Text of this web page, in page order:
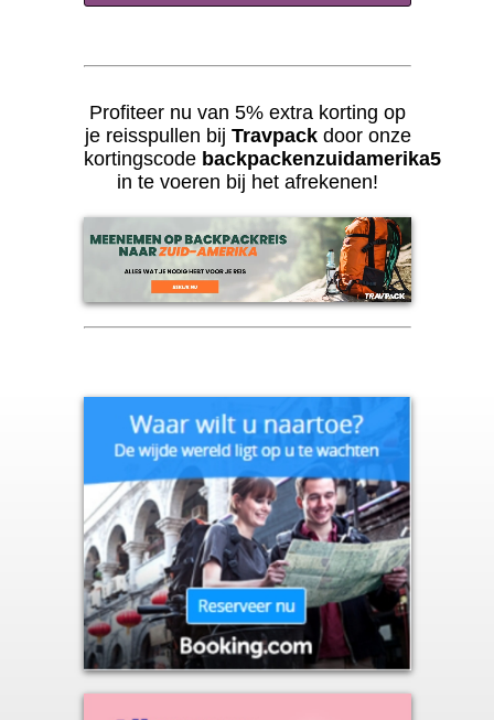
Profiteer nu van 5% extra korting op
je reisspullen bij Travpackdoor onze
kortingscode backpackenzuidamerika5
in te voeren bij het afrekenen!